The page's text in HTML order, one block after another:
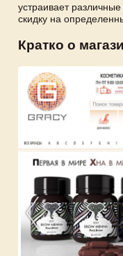
устраивает
скидку на
Кратко о